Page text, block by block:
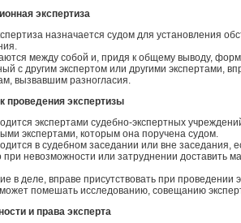
экспертиза
назначается судом для установления
между собой и, придя к общему выводу,
с другим экспертом или другими экспертами,
вызвавшим разногласия.
проведения экспертизы
экспертами судебно-экспертных
экспертами, которым она поручена судом.
в судебном заседании или вне заседания,
при невозможности или затруднении доставить
в деле, вправе присутствовать при проведении
может помешать исследованию, совещанию
и права эксперта